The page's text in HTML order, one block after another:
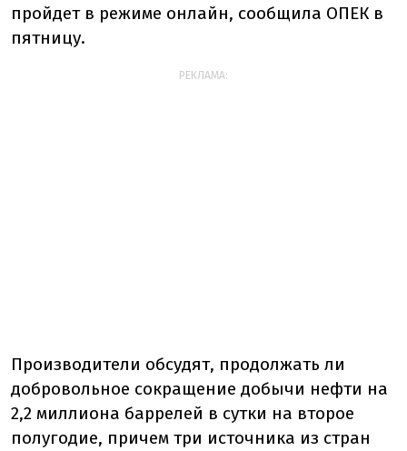
пройдет в режиме онлайн, сообщила ОПЕК в
пятницу.
РЕКЛАМА:
Производители обсудят, продолжать ли
добровольное сокращение добычи нефти на
2,2 миллиона баррелей в сутки на второе
полугодие, причем три источника из стран